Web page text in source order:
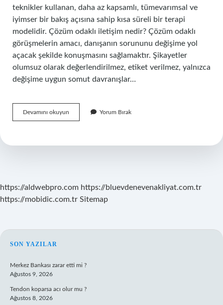
teknikler kullanan, daha az kapsamlı, tümevarımsal ve
iyimser bir bakış açısına sahip kısa süreli bir terapi
modelidir. Çözüm odaklı iletişim nedir? Çözüm odaklı
görüşmelerin amacı, danışanın sorununu değişime yol
açacak şekilde konuşmasını sağlamaktır. Şikayetler
olumsuz olarak değerlendirilmez, etiket verilmez, yalnızca
değişime uygun somut davranışlar…
Devamını okuyun
Odaklı
Yorum Bırak
https://aldwebpro.com https://bluevdenevenakliyat.com.tr
https://mobidic.com.tr Sitemap
SIDEBAR
SON YAZILAR
Merkez Bankası zarar etti mi ?
Ağustos 9, 2026
Tendon koparsa acı olur mu ?
Ağustos 8, 2026